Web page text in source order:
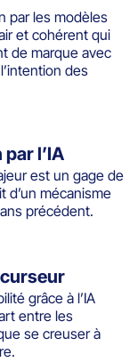
par les modèles
et cohérent qui
de marque avec
des
l’IA
est un gage de
d’un mécanisme
précédent.
grâce à l’IA
entre les
se creuser à